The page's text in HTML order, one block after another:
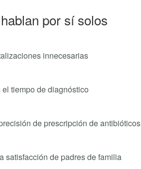
por sí solos
innecesarias
el tiempo de diagnóstico
de prescripción de antibióticos
satisfacción de padres de familia